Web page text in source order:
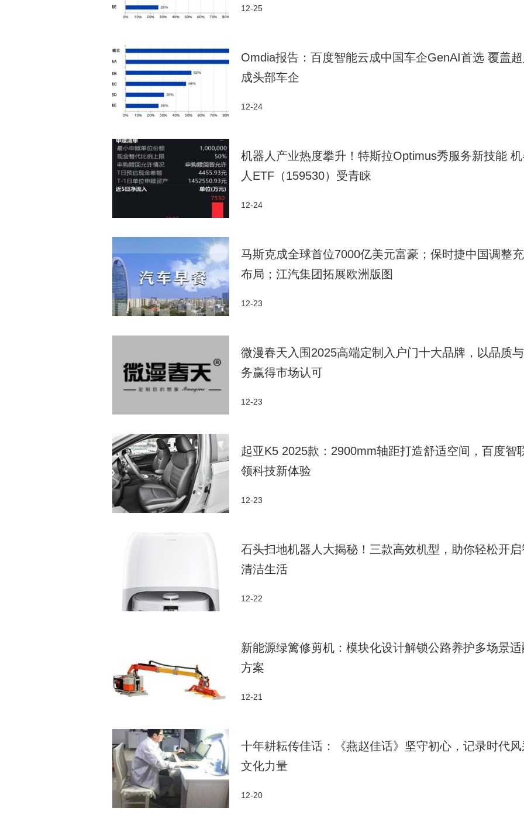
芯片将于2026和2027年上市，进一步拓展市场空间。
位列全球第二、中国第一，在创意写作和复杂问题理解等方面表现突出。40余项权威基准测试显示
语言与多模态理解能力已与全球领先模型持平，图像与视频生成能力达到专业水平。自推出以来，
在AI领域累计投入已超1000亿元，未来将继续加大投资力度，推动业务规模效应显现。
12-25
Omdia报告：百度智能云成中国车企GenAI首选 覆盖超
成头部车企
12-24
机器人产业热度攀升！特斯拉Optimus秀服务新技能 机
人ETF（159530）受青睐
12-24
马斯克成全球首位7000亿美元富豪；保时捷中国调整
布局；江汽集团拓展欧洲版图
12-23
微漫春天入围2025高端定制入户门十大品牌，以品质
务赢得市场认可
12-23
起亚K5 2025款：2900mm轴距打造舒适空间，百度智
领科技新体验
12-23
石头扫地机器人大揭秘！三款高效机型，助你轻松开
清洁生活
12-22
新能源绿篱修剪机：模块化设计解锁公路养护多场景
方案
12-21
十年耕耘传佳话：《燕赵佳话》坚守初心，记录时代
文化力量
12-20